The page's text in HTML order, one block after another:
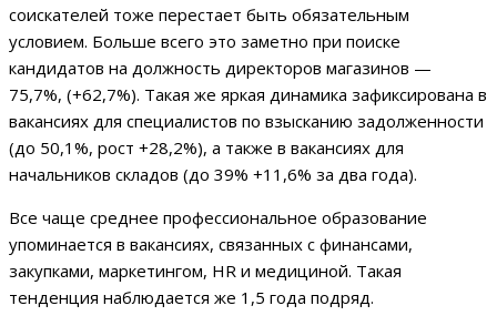
соискателей тоже перестает быть обязательным
условием. Больше всего это заметно при поиске
кандидатов на должность директоров магазинов —
75,7%, (+62,7%). Такая же яркая динамика зафиксирована в
вакансиях для специалистов по взысканию задолженности
(до 50,1%, рост +28,2%), а также в вакансиях для
начальников складов (до 39% +11,6% за два года).
Все чаще среднее профессиональное образование
упоминается в вакансиях, связанных с финансами,
закупками, маркетингом, HR и медициной. Такая
тенденция наблюдается же 1,5 года подряд.